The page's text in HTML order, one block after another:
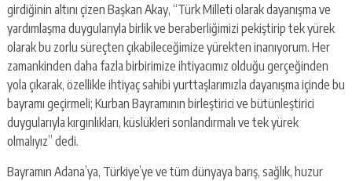
girdiğinin altını çizen Başkan Akay, “Türk Milleti olarak dayanışma ve
yardımlaşma duygularıyla birlik ve beraberliğimizi pekiştirip tek yürek
olarak bu zorlu süreçten çıkabileceğimize yürekten inanıyorum. Her
zamankinden daha fazla birbirimize ihtiyacımız olduğu gerçeğinden
yola çıkarak, özellikle ihtiyaç sahibi yurttaşlarımızla dayanışma içinde bu
bayramı geçirmeli; Kurban Bayramının birleştirici ve bütünleştirici
duygularıyla kırgınlıkları, küslükleri sonlandırmalı ve tek yürek
olmalıyız” dedi.
Bayramın Adana’ya, Türkiye’ye ve tüm dünyaya barış, sağlık, huzur